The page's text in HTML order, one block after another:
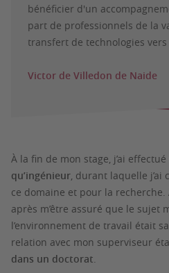
bénéficier d'un
part de professionnels de la
transfert de technologies
Victor de Villedon de Naide
À la fin de mon stage, j’ai effectué
qu’ingénieur, durant laquelle
ce domaine et pour la recherche.
après m’être assuré que le sujet
l’environnement de travail était
relation avec mon superviseur
dans un doctorat.